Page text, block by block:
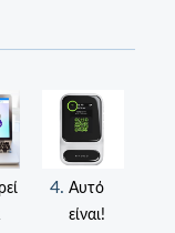
Αυτό
είναι!